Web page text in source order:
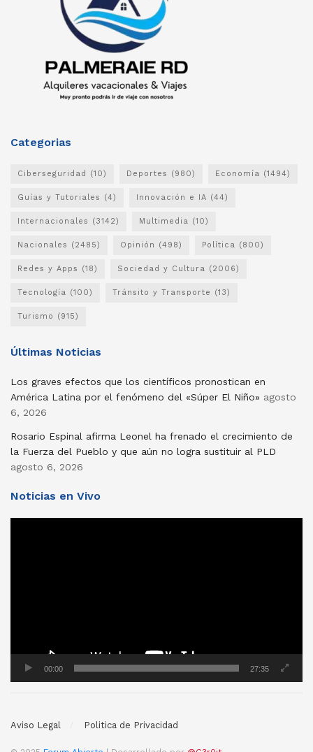
Categorias
Ciberseguridad (10) Deportes (980) Economía (1494)
Guías y Tutoriales (4) Innovación e IA (44)
Internacionales (3142) Multimedia (10)
Nacionales (2485) Opinión (498) Política (800)
Redes y Apps (18) Sociedad y Cultura (2006)
Tecnología (100) Tránsito y Transporte (13)
Turismo (915)
Últimas Noticias
Los graves efectos que los científicos pronostican en
América Latina por el fenómeno del «Súper El Niño» agosto
6, 2026
Rosario Espinal afirma Leonel ha frenado el crecimiento de
la Fuerza del Pueblo y que aún no logra sustituir al PLD
agosto 6, 2026
Noticias en Vivo
00:00 27:35
Aviso Legal Politica de Privacidad